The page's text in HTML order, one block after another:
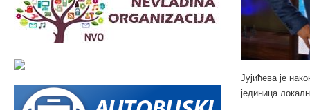
Јујићева је
јединица